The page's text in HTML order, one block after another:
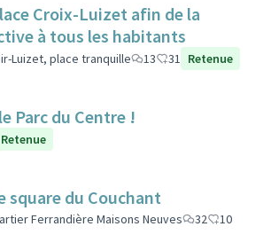
Croix-Luizet afin de la
à tous les habitants
Luizet, place tranquille 13 31 Retenue
Parc du Centre !
Retenue
square du Couchant
Ferrandière Maisons Neuves 32
10